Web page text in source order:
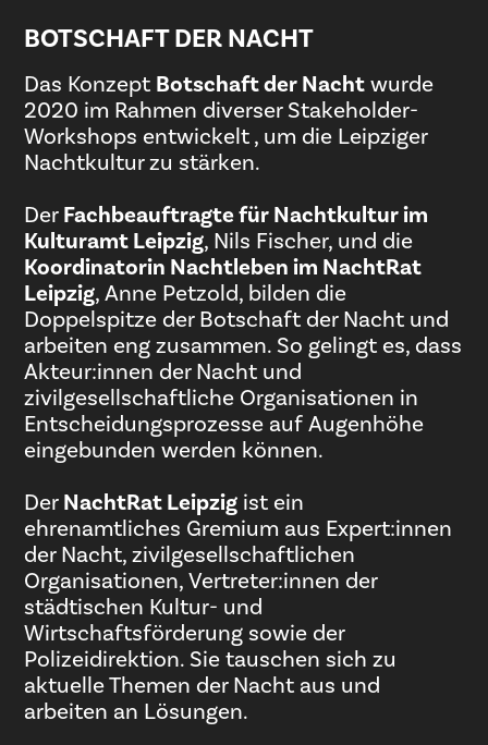
BOTSCHAFT DER NACHT
Das Konzept Botschaft der Nachtwurde
2020 im Rahmen diverser Stakeholder-
Workshops entwickelt , um die Leipziger
Nachtkultur zu stärken.
DerFachbeauftragte für Nachtkultur im
Kulturamt Leipzig, Nils Fischer, und die
Koordinatorin Nachtleben im NachtRat
Leipzig, Anne Petzold, bilden die
Doppelspitze der Botschaft der Nacht und
arbeiten eng zusammen. So gelingt es, dass
Akteur:innen der Nacht und
zivilgesellschaftliche Organisationen in
Entscheidungsprozesse auf Augenhöhe
eingebunden werden können.
DerNachtRat Leipzig ist ein
ehrenamtliches Gremium aus Expert:innen
der Nacht, zivilgesellschaftlichen
Organisationen, Vertreter:innen der
städtischen Kultur- und
Wirtschaftsförderung sowie der
Polizeidirektion. Sie tauschen sich zu
aktuelle Themen der Nacht aus und
arbeiten an Lösungen.